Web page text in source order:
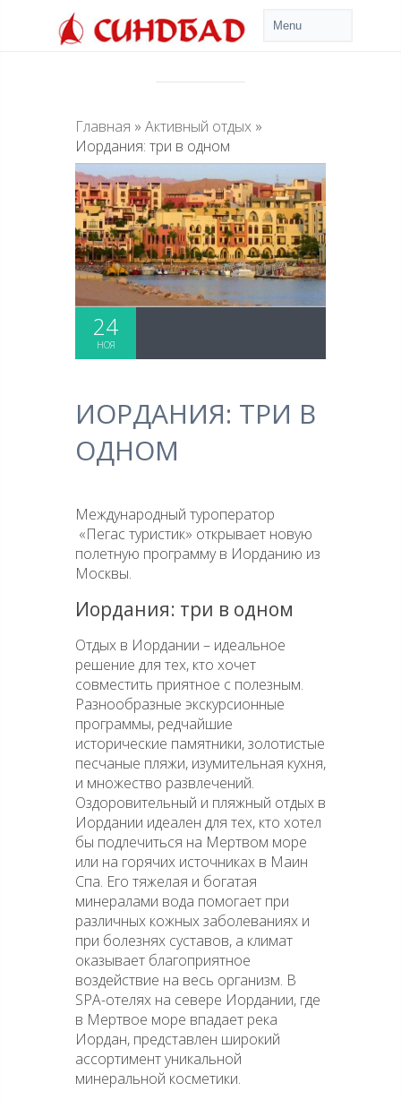
Главная » Активный отдых »
Иордания: три в одном
24
НОЯ
ИОРДАНИЯ: ТРИ В
ОДНОМ
Международный туроператор
«Пегас туристик» открывает новую
полетную программу в Иорданию из
Москвы.
Иордания: три в одном
Отдых в Иордании – идеальное
решение для тех, кто хочет
совместить приятное с полезным.
Разнообразные экскурсионные
программы, редчайшие
исторические памятники, золотистые
песчаные пляжи, изумительная кухня,
и множество развлечений.
Оздоровительный и пляжный отдых в
Иордании идеален для тех, кто хотел
бы подлечиться на Мертвом море
или на горячих источниках в Маин
Спа. Его тяжелая и богатая
минералами вода помогает при
различных кожных заболеваниях и
при болезнях суставов, а климат
оказывает благоприятное
воздействие на весь организм. В
SPA-отелях на севере Иордании, где
в Мертвое море впадает река
Иордан, представлен широкий
ассортимент уникальной
минеральной косметики.